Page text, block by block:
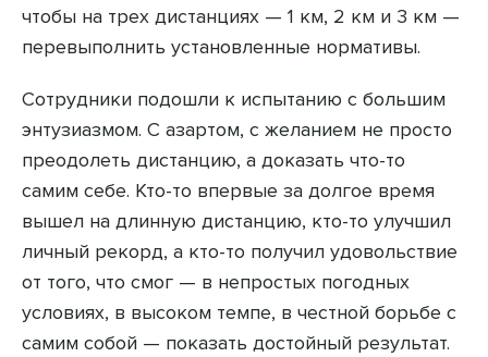
чтобы на трех дистанциях — 1 км, 2 км и 3 км —
перевыполнить установленные нормативы.
Сотрудники подошли к испытанию с большим
энтузиазмом. С азартом, с желанием не просто
преодолеть дистанцию, а доказать что-то
самим себе. Кто-то впервые за долгое время
вышел на длинную дистанцию, кто-то улучшил
личный рекорд, а кто-то получил удовольствие
от того, что смог — в непростых погодных
условиях, в высоком темпе, в честной борьбе с
самим собой — показать достойный результат.